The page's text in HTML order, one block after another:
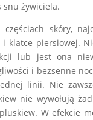
snu żywiciela.
skóry,
i klatce piersiowej.
lub jest ona
i bezsenne
linii. Nie
nie wywołują
W efekcie